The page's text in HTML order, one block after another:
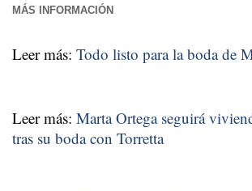
MÁS INFORMACIÓN
Leer más: Todo listo para la boda de
Leer más: Marta Ortega seguirá
tras su boda con Torretta